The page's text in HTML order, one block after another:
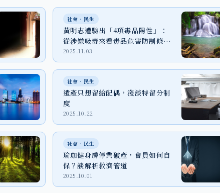
社會‧民生
黃明志遭驗出「4項毒品陽性」：
從涉嫌吸毒來看毒品危害防制條例
的法律責任
2025.11.03
社會‧民生
遺產只想留給配偶，淺談特留分制
度
2025.10.22
社會‧民生
瑜珈健身房停業破產，會員如何自
保？談解析救濟管道
2025.10.01